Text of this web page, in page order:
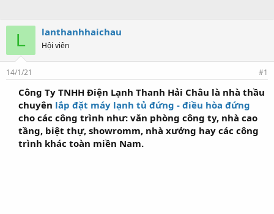
L lanthanhhaichau
Hội viên
14/1/21 #1
Công Ty TNHH Điện Lạnh Thanh Hải Châu là nhà thầu
chuyên lắp đặt máy lạnh tủ đứng - điều hòa đứng
cho các công trình như: văn phòng công ty, nhà cao
tầng, biệt thự, showromm, nhà xưởng hay các công
trình khác toàn miền Nam.